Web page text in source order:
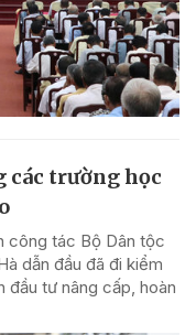
các trường học
công tác Bộ Dân tộc
dẫn đầu đã đi kiểm
tư nâng cấp, hoàn